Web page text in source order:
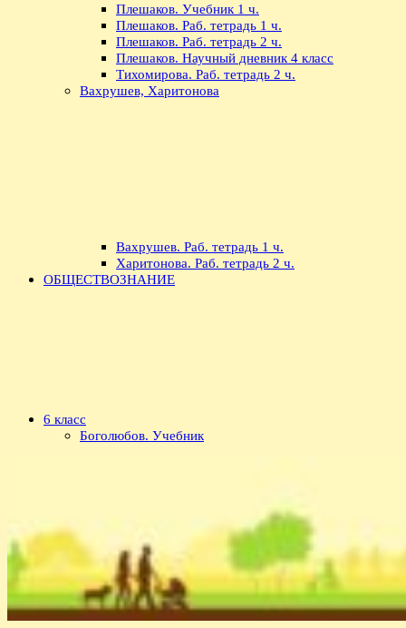
Плешаков. Учебник 1 ч.
Плешаков. Раб. тетрадь 1 ч.
Плешаков. Раб. тетрадь 2 ч.
Плешаков. Научный дневник 4 класс
Тихомирова. Раб. тетрадь 2 ч.
Вахрушев, Харитонова
Вахрушев. Раб. тетрадь 1 ч.
Харитонова. Раб. тетрадь 2 ч.
ОБЩЕСТВОЗНАНИЕ
6 класс
Боголюбов. Учебник